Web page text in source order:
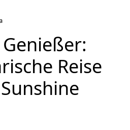
Reise